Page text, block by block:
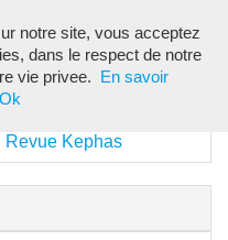
Revue Kephas
notre site, vous acceptez
dans le respect de notre
vie privee.
En savoir
Ok